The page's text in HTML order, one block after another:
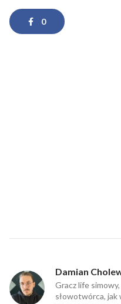
0
Damian
Gracz life
słowotwórca, jak